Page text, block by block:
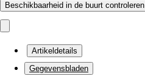
Beschikbaarheid in de buurt controleren
Artikeldetails
Gegevensbladen